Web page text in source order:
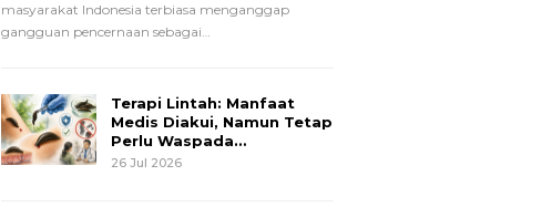
masyarakat Indonesia terbiasa menganggap
gangguan pencernaan sebagai…
Terapi Lintah: Manfaat
Medis Diakui, Namun Tetap
Perlu Waspada…
26 Jul 2026